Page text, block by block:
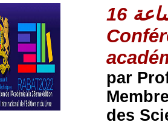
par
des